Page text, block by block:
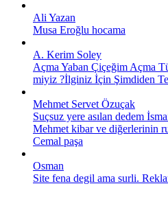
Ali Yazan
Musa Eroğlu hocama
A. Kerim Soley
Açma Yaban Çiçeğim Açma
miyiz ?İlginiz İçin Şimdiden
Mehmet Servet Özuçak
Suçsuz yere asılan dedem
Mehmet kibar ve diğerlerinin
Cemal paşa
Osman
Site fena degil ama surli.